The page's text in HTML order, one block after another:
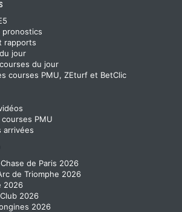
pronostics
rapports
jour
du jour
courses PMU, ZEturf et BetClic
PMU
arrivées
de Paris 2026
de Triomphe 2026
2026
2026
2026